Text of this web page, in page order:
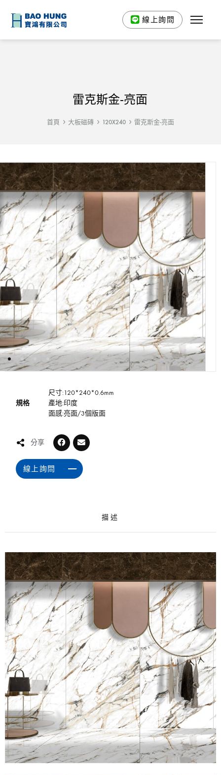
線上詢問
雷克斯金-亮面
首頁 大板磁磚 120X240 雷克斯金-亮面
規格
尺寸:120*240*0.6mm
產地:印度
面感:亮面/3個版面
分享
線上詢問
描述